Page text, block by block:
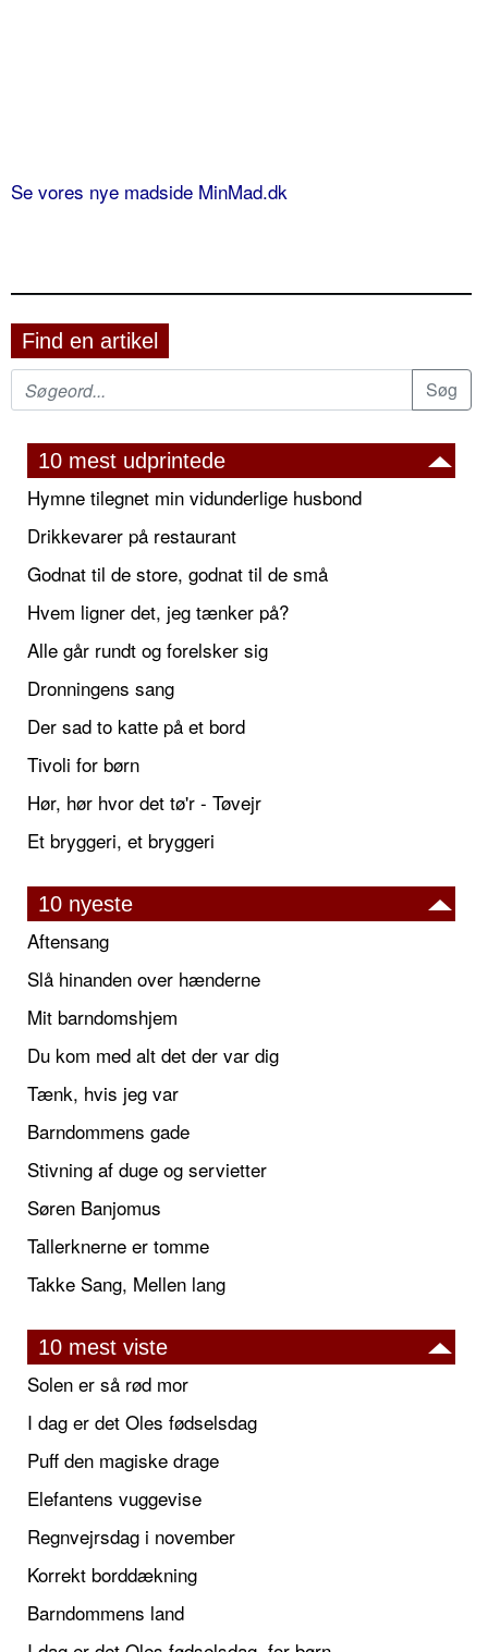
Se vores nye madside MinMad.dk
Find en artikel
10 mest udprintede
Hymne tilegnet min vidunderlige husbond
Drikkevarer på restaurant
Godnat til de store, godnat til de små
Hvem ligner det, jeg tænker på?
Alle går rundt og forelsker sig
Dronningens sang
Der sad to katte på et bord
Tivoli for børn
Hør, hør hvor det tø'r - Tøvejr
Et bryggeri, et bryggeri
10 nyeste
Aftensang
Slå hinanden over hænderne
Mit barndomshjem
Du kom med alt det der var dig
Tænk, hvis jeg var
Barndommens gade
Stivning af duge og servietter
Søren Banjomus
Tallerknerne er tomme
Takke Sang, Mellen lang
10 mest viste
Solen er så rød mor
I dag er det Oles fødselsdag
Puff den magiske drage
Elefantens vuggevise
Regnvejrsdag i november
Korrekt borddækning
Barndommens land